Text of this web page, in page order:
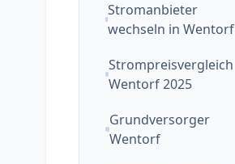
Stromanbieter
wechseln in Wentorf
Strompreisvergleich
Wentorf 2025
Grundversorger
Wentorf